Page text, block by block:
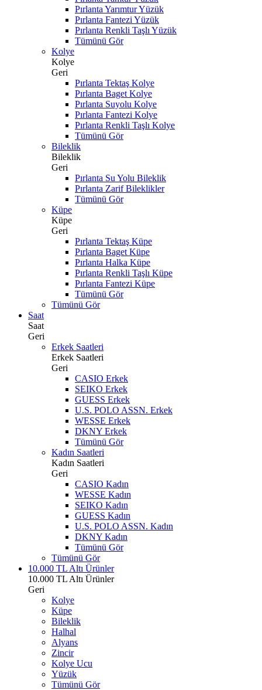
Pırlanta Yarımtur Yüzük
Pırlanta Fantezi Yüzük
Pırlanta Renkli Taşlı Yüzük
Tümünü Gör
Kolye
Kolye
Geri
Pırlanta Tektaş Kolye
Pırlanta Baget Kolye
Pırlanta Suyolu Kolye
Pırlanta Fantezi Kolye
Pırlanta Renkli Taşlı Kolye
Tümünü Gör
Bileklik
Bileklik
Geri
Pırlanta Su Yolu Bileklik
Pırlanta Zarif Bileklikler
Tümünü Gör
Küpe
Küpe
Geri
Pırlanta Tektaş Küpe
Pırlanta Baget Küpe
Pırlanta Halka Küpe
Pırlanta Renkli Taşlı Küpe
Pırlanta Fantezi Küpe
Tümünü Gör
Tümünü Gör
Saat
Saat
Geri
Erkek Saatleri
Erkek Saatleri
Geri
CASIO Erkek
SEIKO Erkek
GUESS Erkek
U.S. POLO ASSN. Erkek
WESSE Erkek
DKNY Erkek
Tümünü Gör
Kadın Saatleri
Kadın Saatleri
Geri
CASIO Kadın
WESSE Kadın
SEIKO Kadın
GUESS Kadın
U.S. POLO ASSN. Kadın
DKNY Kadın
Tümünü Gör
Tümünü Gör
10.000 TL Altı Ürünler
10.000 TL Altı Ürünler
Geri
Kolye
Küpe
Bileklik
Halhal
Alyans
Zincir
Kolye Ucu
Yüzük
Tümünü Gör